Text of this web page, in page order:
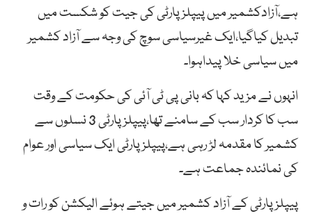
ہے،آزادکشمیر میں پیپلزپارٹی کی جیت کو شکست میں
تبدیل کیاگیا،ایک غیرسیاسی سوچ کی وجہ سے آزاد کشمیر
میں سیاسی خلا پیداہوا۔
انہوں نے مزید کہا کہ بانی پی ٹی آئی کی حکومت کے وقت
سب کا کردار سب کے سامنے تھا،پیپلزپارٹی 3 نسلوں سے
کشمیر کا مقدمہ لڑ رہی ہے،پیپلزپارٹی ایک سیاسی اور عوام
کی نمائندہ جماعت ہے۔
پیپلز پارٹی کے آزاد کشمیر میں جیتے ہوئے الیکشن کو رات و